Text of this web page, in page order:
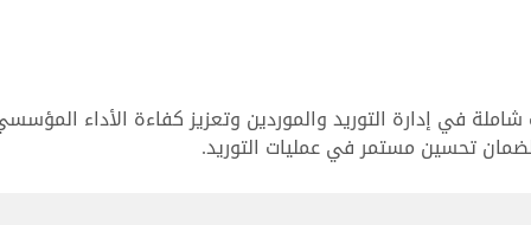
في إدارة التوريد والموردين وتعزيز كفاءة الأداء
تحسين مستمر في عمليات التوريد.